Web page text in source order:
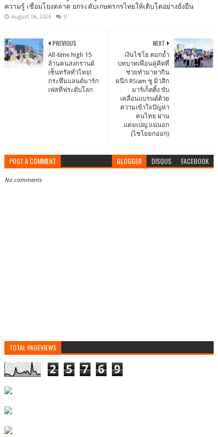
ความรู้ เชื่อมโยงตลาด ยกระดับเกษตรกรไทยให้เติบโตอย่างยั่งยืน
August 06, 2026 0
NEXT
เงินไชโย ตอกย้ำ
บทบาทเพื่อนคู่คิดที่
ช่วยทำมาหากิน
ผนึก RSiam ชู มิวสิก
มาร์เก็ตติ้ง ขับ
เคลื่อนแบรนด์ด้วย
ความเข้าใจปัญหา
คนไทย ผ่าน
แคมเปญ แน่นอก
(ไชโยยกออก)
PREVIOUS
All-time high 15
ล้านคนสงกรานต์
เซ็นทรัลทั่วไทย!
กระหึ่มแลนด์มาร์ก
เฟสทีฟระดับโลก
POST A COMMENT BLOGGER DISQUS FACEBOOK
No comments
TOTAL PAGEVIEWS
2 5 7 6 9